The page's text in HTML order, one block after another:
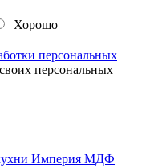
Хорошо
персональных
своих персональных